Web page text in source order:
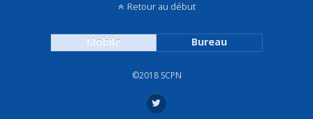
Retour au début
Mobile Bureau
©2018 SCPN